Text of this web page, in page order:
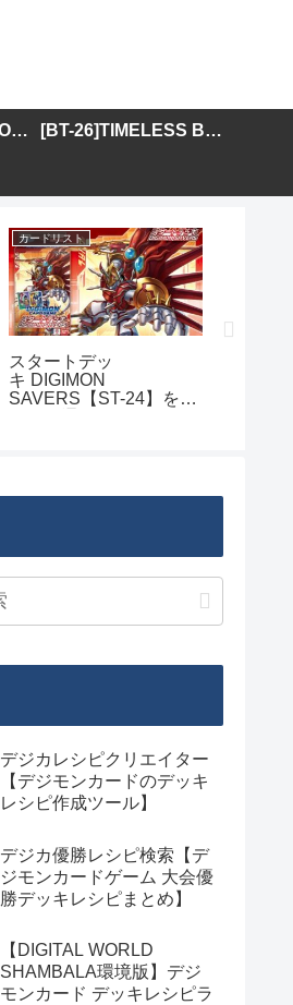
[EX-12]DIGITAL WORLD SHAMBALA [BT-26]TIMELESS BONDS
カードリスト
スタートデッ
キ DIGIMON
SAVERS【ST-24】を取
デジカレシピクリエイター
【デジモンカードのデッキ
レシピ作成ツール】
デジカ優勝レシピ検索【デ
ジモンカードゲーム 大会優
勝デッキレシピまとめ】
【DIGITAL WORLD
SHAMBALA環境版】デジ
モンカード デッキレシピラ